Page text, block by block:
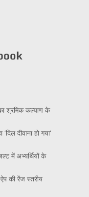
श्रमिक कल्याण के
दीवाना हो गया’
में अभ्यर्थियों के
ऐप की रेंज स्तरीय